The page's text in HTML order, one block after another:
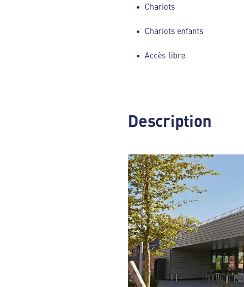
Chariots
Chariots enfants
Accès libre
Description